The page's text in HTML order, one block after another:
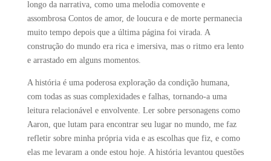
longo da narrativa, como uma melodia comovente e
assombrosa Contos de amor, de loucura e de morte permanecia
muito tempo depois que a última página foi virada. A
construção do mundo era rica e imersiva, mas o ritmo era lento
e arrastado em alguns momentos.
A história é uma poderosa exploração da condição humana,
com todas as suas complexidades e falhas, tornando-a uma
leitura relacionável e envolvente. Ler sobre personagens como
Aaron, que lutam para encontrar seu lugar no mundo, me faz
refletir sobre minha própria vida e as escolhas que fiz, e como
elas me levaram a onde estou hoje. A história levantou questões